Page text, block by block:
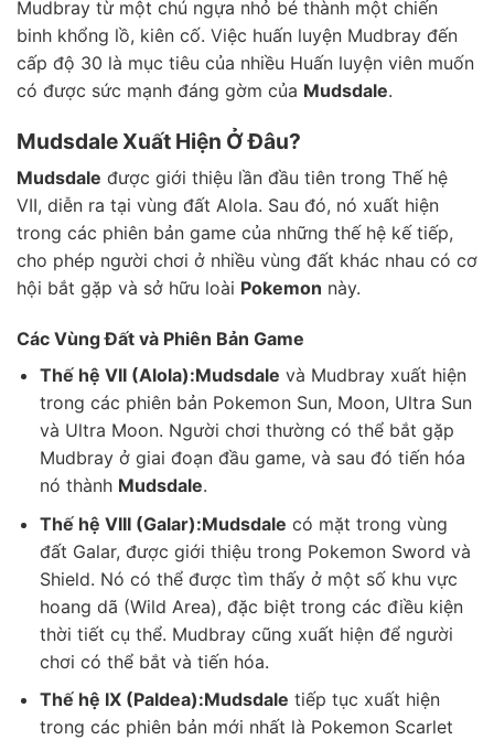
Mudbray từ một chú ngựa nhỏ bé thành một chiến
binh khổng lồ, kiên cố. Việc huấn luyện Mudbray đến
cấp độ 30 là mục tiêu của nhiều Huấn luyện viên muốn
có được sức mạnh đáng gờm của Mudsdale.
Mudsdale Xuất Hiện Ở Đâu?
Mudsdale được giới thiệu lần đầu tiên trong Thế hệ
VII, diễn ra tại vùng đất Alola. Sau đó, nó xuất hiện
trong các phiên bản game của những thế hệ kế tiếp,
cho phép người chơi ở nhiều vùng đất khác nhau có cơ
hội bắt gặp và sở hữu loài Pokemon này.
Các Vùng Đất và Phiên Bản Game
Thế hệ VII (Alola):Mudsdale và Mudbray xuất hiện
trong các phiên bản Pokemon Sun, Moon, Ultra Sun
và Ultra Moon. Người chơi thường có thể bắt gặp
Mudbray ở giai đoạn đầu game, và sau đó tiến hóa
nó thành Mudsdale.
Thế hệ VIII (Galar):Mudsdale có mặt trong vùng
đất Galar, được giới thiệu trong Pokemon Sword và
Shield. Nó có thể được tìm thấy ở một số khu vực
hoang dã (Wild Area), đặc biệt trong các điều kiện
thời tiết cụ thể. Mudbray cũng xuất hiện để người
chơi có thể bắt và tiến hóa.
Thế hệ IX (Paldea):Mudsdale tiếp tục xuất hiện
trong các phiên bản mới nhất là Pokemon Scarlet